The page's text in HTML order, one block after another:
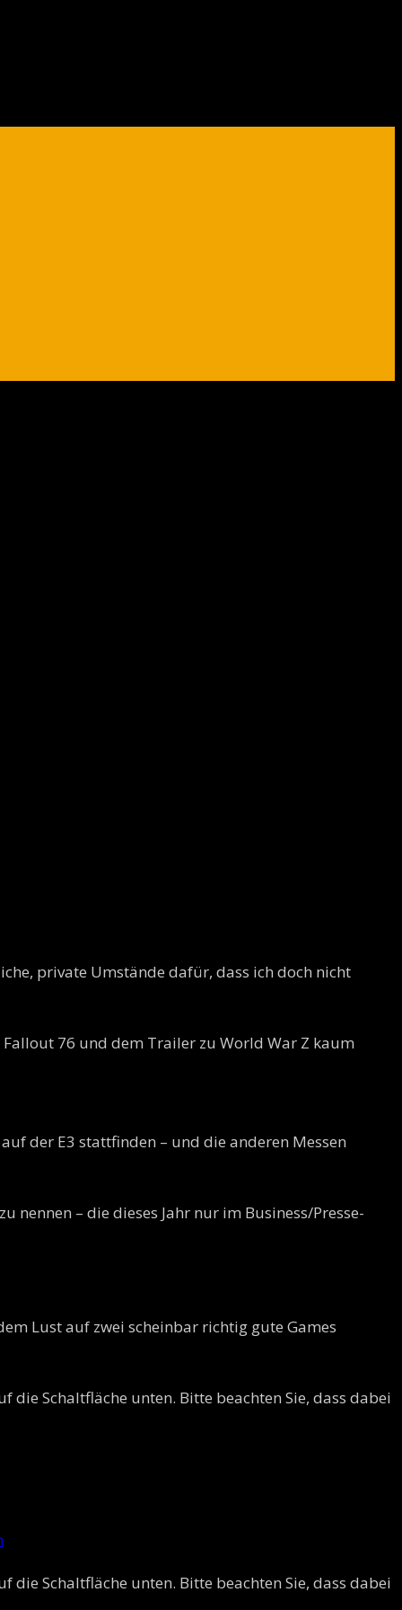
private Umstände dafür, dass ich doch nicht
76 und dem Trailer zu World War Z kaum
der E3 stattfinden – und die anderen Messen
nennen – die dieses Jahr nur im Business/Presse-
Lust auf zwei scheinbar richtig gute Games
die Schaltfläche unten. Bitte beachten Sie, dass dabei
die Schaltfläche unten. Bitte beachten Sie, dass dabei